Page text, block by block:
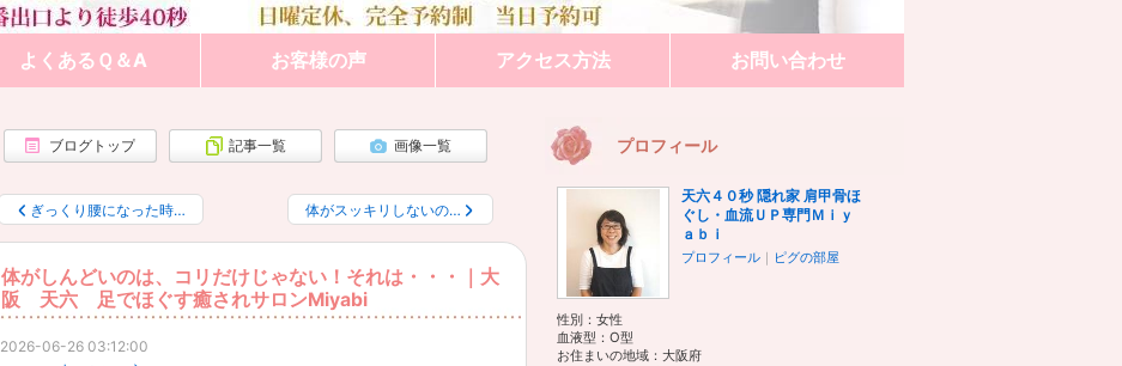
ブログトップ 記事一覧 画像一覧
ぎっくり腰になった時… 体がスッキリしないの…
体がしんどいのは、コリだけじゃない！それは・・・｜大
阪 天六 足でほぐす癒されサロンMiyabi
2026-06-26 03:12:00
プロフィール
天六４０秒 隠れ家 肩甲骨ほ
ぐし・血流ＵＰ専門Ｍｉｙ
ａｂｉ
プロフィール ｜ ピグの部屋
性別： 女性
血液型： O型
お住まいの地域： 大阪府
よくあるＱ＆A お客様の声 アクセス方法 お問い合わせ